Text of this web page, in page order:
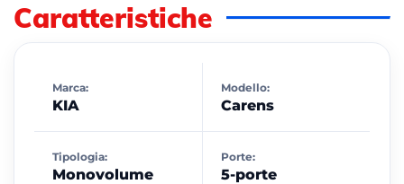
Caratteristiche
Marca:
KIA
Modello:
Carens
Tipologia:
Monovolume
Porte:
5-porte